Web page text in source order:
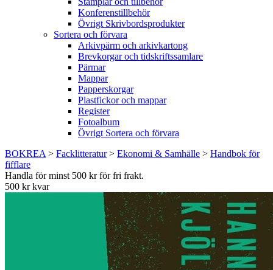
Konferenstillbehör
Övrigt Skrivbordsprodukter
Sortera och förvara
Arkivpärm och arkivkartong
Brevkorgar och tidskriftssamlare
Pärmar
Mappar
Papperskorgar
Plastfickor och mappar
Register
Fotoalbum
Övrigt Sortera och förvara
BOKREA > Facklitteratur> Ekonomi & Samhälle > Handbok för
fifflare
Handla för minst 500 kr för fri frakt.
500 kr kvar